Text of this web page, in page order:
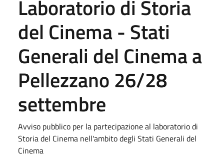
Laboratorio di Storia
del Cinema - Stati
Generali del Cinema a
Pellezzano 26/28
settembre
Avviso pubblico per la partecipazione al laboratorio di
Storia del Cinema nell'ambito degli Stati Generali del
Cinema